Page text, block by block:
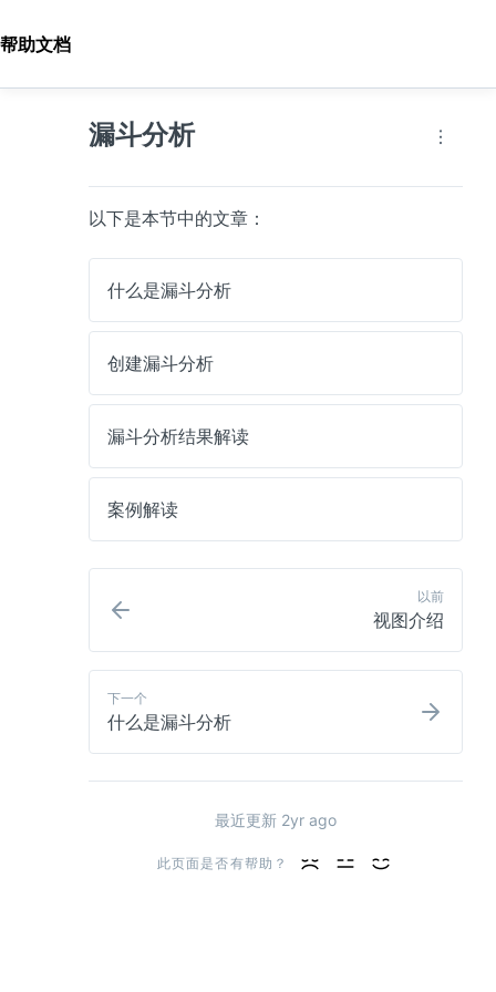
帮助文档
漏斗分析
以下是本节中的文章：
什么是漏斗分析
创建漏斗分析
漏斗分析结果解读
案例解读
以前
视图介绍
下一个
什么是漏斗分析
最近更新 2yr ago
此页面是否有帮助？